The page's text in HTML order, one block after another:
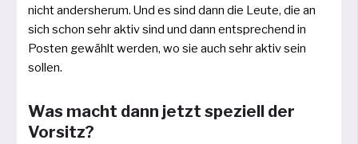
nicht anders­her­um. Und es sind dann die Leute, die an
sich schon sehr aktiv sind und dann ent­spre­chend in
Posten gewählt wer­den, wo sie auch sehr aktiv sein
sollen.
Was macht dann jetzt speziell der
Vorsitz?